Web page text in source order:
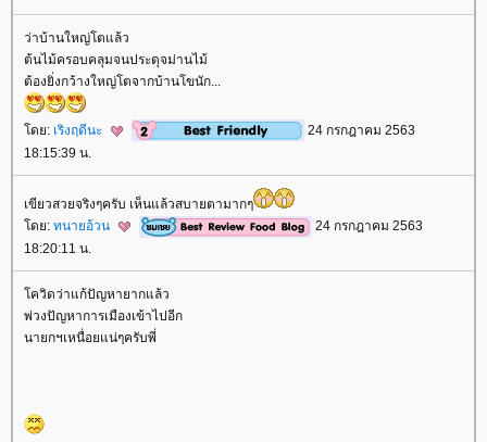
ว่าบ้านใหญ่โตแล้ว
ต้นไม้ครอบคลุมจนประดุจม่านไม้
ต้องยิ่งกว้างใหญ่โตจากบ้านโขนัก...
ดย: เริงฤดีนะ
24 กรกฎาคม 2563
18:15:39 น.
เขียวสวยจริงๆครับ เห็นแล้วสบายตามากๆ
ดย: ทนายอ้วน
24 กรกฎาคม 2563
18:20:11 น.
ควิดว่าแก้ปัญหายากแล้ว
พ่วงปัญหาการเมืองเข้าไปอีก
นายกฯเหนื่อยแน่ๆครับพี่